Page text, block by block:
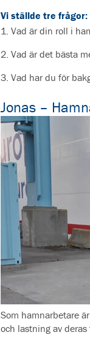
Vi ställde tre frågor:
1. Vad är din roll i
2. Vad är det bästa
3. Vad har du för
Jonas –
Som hamnarbetare
och lastning av